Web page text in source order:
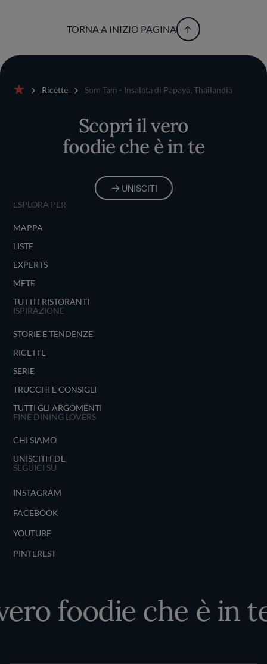
TORNA A INIZIO PAGINA
Ricette Som Tam - Insalata di Papaya, Thailandia
Scopri il vero
foodie che è in te
UNISCITI
ESPLORA PER
MAPPA
LISTE
EXPERTS
METE
TUTTI I RISTORANTI
ISPIRAZIONE
STORIE E TENDENZE
RICETTE
SERIE
TRUCCHI E CONSIGLI
TUTTI GLI ARGOMENTI
FINE DINING LOVERS
CHI SIAMO
UNISCITI FDL
SEGUICI SU
INSTAGRAM
FACEBOOK
YOUTUBE
PINTEREST
foodie che è in te